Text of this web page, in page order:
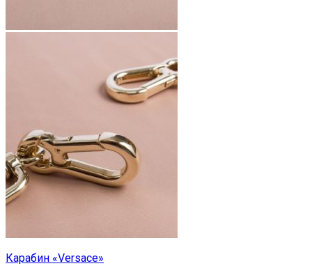
Карабин «Versace»